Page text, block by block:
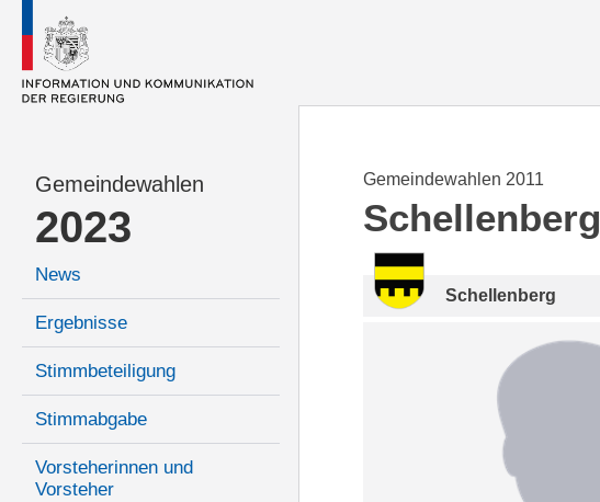
Gemeindewahlen
2023
News
Ergebnisse
Stimmbeteiligung
Stimmabgabe
Vorsteherinnen und
Vorsteher
Gemeindewahlen 2011
Schellenberg
Schellenberg